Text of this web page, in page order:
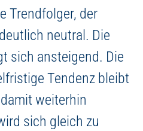
Trendfolger, der
neutral. Die
sich ansteigend. Die
Tendenz bleibt
weiterhin
sich gleich zu